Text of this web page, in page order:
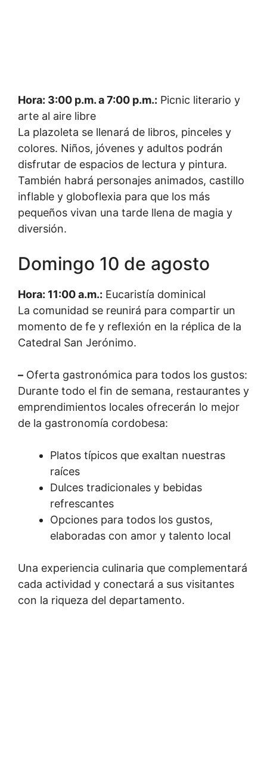
Hora: 3:00 p.m. a 7:00 p.m.: Picnic literario y
arte al aire libre
La plazoleta se llenará de libros, pinceles y
colores. Niños, jóvenes y adultos podrán
disfrutar de espacios de lectura y pintura.
También habrá personajes animados, castillo
inflable y globoflexia para que los más
pequeños vivan una tarde llena de magia y
diversión.
Domingo 10 de agosto
Hora: 11:00 a.m.: Eucaristía dominical
La comunidad se reunirá para compartir un
momento de fe y reflexión en la réplica de la
Catedral San Jerónimo.
– Oferta gastronómica para todos los gustos:
Durante todo el fin de semana, restaurantes y
emprendimientos locales ofrecerán lo mejor
de la gastronomía cordobesa:
Platos típicos que exaltan nuestras
raíces
Dulces tradicionales y bebidas
refrescantes
Opciones para todos los gustos,
elaboradas con amor y talento local
Una experiencia culinaria que complementará
cada actividad y conectará a sus visitantes
con la riqueza del departamento.